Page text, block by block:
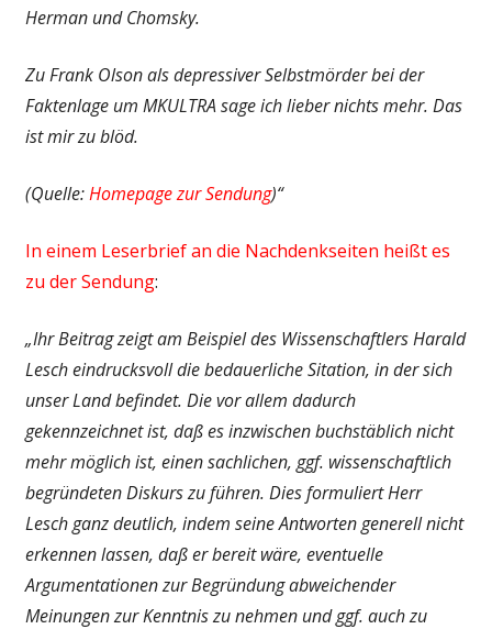
Herman und Chomsky.
Zu Frank Olson als depressiver Selbstmörder bei der
Faktenlage um MKULTRA sage ich lieber nichts mehr. Das
ist mir zu blöd.
(Quelle:Homepage zur Sendung)“
In einem Leserbrief an die Nachdenkseiten heißt es
zu der Sendung:
„Ihr Beitrag zeigt am Beispiel des Wissenschaftlers Harald
Lesch eindrucksvoll die bedauerliche Sitation, in der sich
unser Land befindet. Die vor allem dadurch
gekennzeichnet ist, daß es inzwischen buchstäblich nicht
mehr möglich ist, einen sachlichen, ggf. wissenschaftlich
begründeten Diskurs zu führen. Dies formuliert Herr
Lesch ganz deutlich, indem seine Antworten generell nicht
erkennen lassen, daß er bereit wäre, eventuelle
Argumentationen zur Begründung abweichender
Meinungen zur Kenntnis zu nehmen und ggf. auch zu